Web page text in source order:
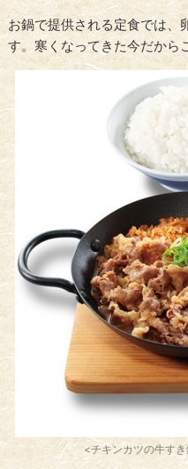
お鍋で提供される定食では、
す。寒くなってきた今だから
<チキンカツの牛す